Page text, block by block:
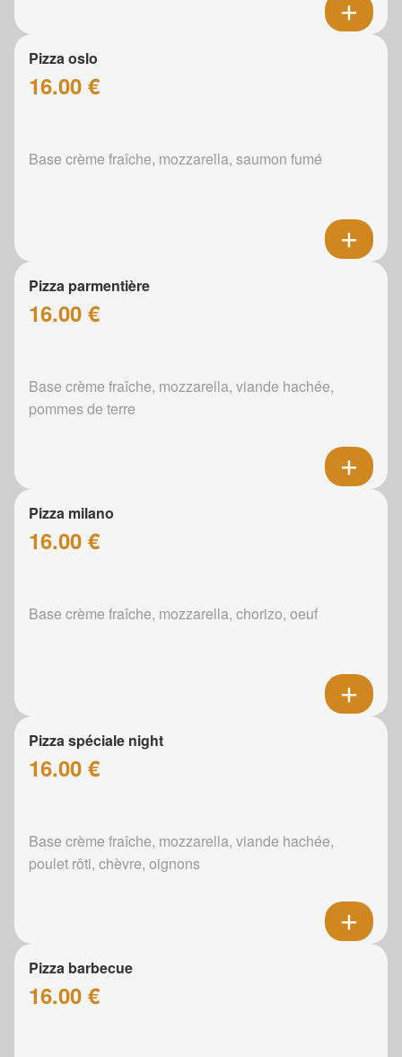
Pizza oslo
16.00 €
Base crème fraîche, mozzarella, saumon fumé
Pizza parmentière
16.00 €
Base crème fraîche, mozzarella, viande hachée,
pommes de terre
Pizza milano
16.00 €
Base crème fraîche, mozzarella, chorizo, oeuf
Pizza spéciale night
16.00 €
Base crème fraîche, mozzarella, viande hachée,
poulet rôti, chèvre, oignons
Pizza barbecue
16.00 €